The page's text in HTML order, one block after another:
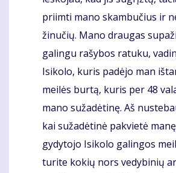
priimti mano skambučius ir
žinučių. Mano draugas
galingu rašybos ratuku,
Isikolo, kuris padėjo man
meilės burtą, kuris per 48
mano sužadėtinę. Aš
kai sužadėtinė pakvietė
gydytojo Isikolo galingos
turite kokių nors vedybinių